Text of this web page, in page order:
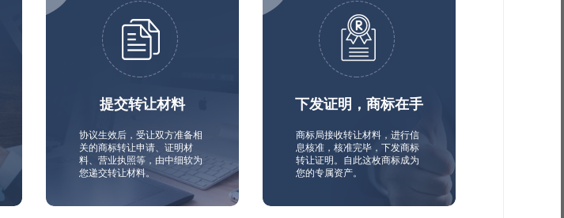
提交转让材料
协议生效后，受让双方准备相
关的商标转让申请、证明材
料、营业执照等，由中细软为
您递交转让材料。
下发证明，商标在手
商标局接收转让材料，进行信
息核准，核准完毕，下发商标
转让证明。自此这枚商标成为
您的专属资产。